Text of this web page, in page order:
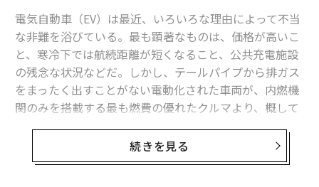
関連記事
2024年版「最も環境にやさしいクルマ」 日本車・韓国車が席巻
ハイブリッド車の販売が米国で急増、人気の理由と専門家のオススメ車種
電気自動車（EV）は最近、いろいろな理由によって不当
な非難を浴びている。最も顕著なものは、価格が高いこ
と、寒冷下では航続距離が短くなること、公共充電施設
の残念な状況などだ。しかし、テールパイプから排ガス
をまったく出すことがない電動化された車両が、内燃機
関のみを搭載する最も燃費の優れたクルマより、概して
環境にやさしいことには議論の余地がない。
ゆえに、米国エネルギー効率経済協議会（ACEEE）によ
続きを見る